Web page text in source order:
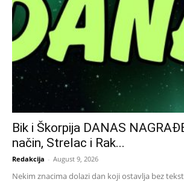
Bik i Škorpija DANAS
način, Strelac i Rak...
Redakcija - August 9, 2026
Nekim znacima dolazi dan koji ostavlja bez